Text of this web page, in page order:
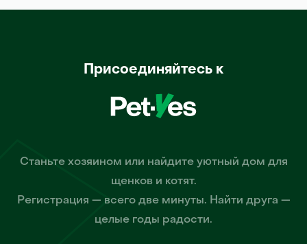
Присоединяйтесь к
Станьте хозяином или найдите уютный дом для
щенков и котят.
Регистрация — всего две минуты. Найти друга —
целые годы радости.